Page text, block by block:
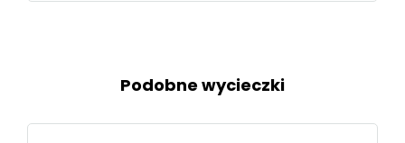
Podobne wycieczki